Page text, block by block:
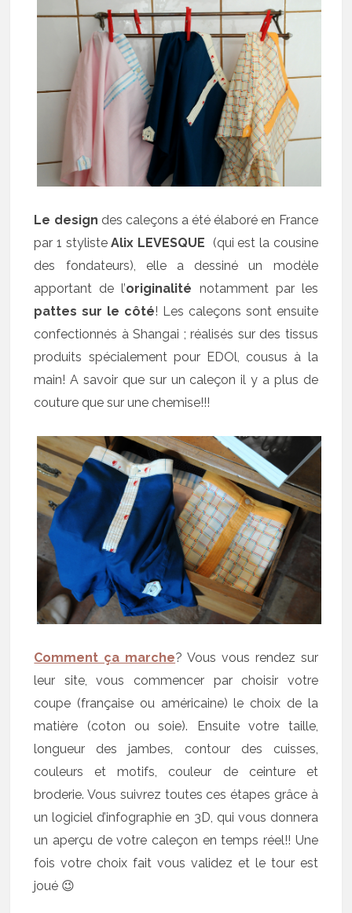
Le design des caleçons a été élaboré en France
par 1 stylisteAlix LEVESQUE (qui est la cousine
des fondateurs), elle a dessiné un modèle
apportant de l’originalité notamment par les
pattes sur le côté! Les caleçons sont ensuite
confectionnés à Shangai ; réalisés sur des tissus
produits spécialement pour EDOl, cousus à la
main! A savoir que sur un caleçon il y a plus de
couture que sur une chemise!!!
Comment ça marche? Vous vous rendez sur
leur site, vous commencer par choisir votre
coupe (française ou américaine) le choix de la
matière (coton ou soie). Ensuite votre taille,
longueur des jambes, contour des cuisses,
couleurs et motifs, couleur de ceinture et
broderie. Vous suivrez toutes ces étapes grâce à
un logiciel d’infographie en 3D, qui vous donnera
un aperçu de votre caleçon en temps réel!! Une
fois votre choix fait vous validez et le tour est
joué 😉